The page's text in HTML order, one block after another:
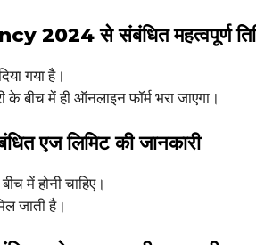
से संबंधित महत्वपूर्ण
गया है।
बीच में ही ऑनलाइन फॉर्म भरा जाएगा।
एज लिमिट की जानकारी
में होनी चाहिए।
जाती है।